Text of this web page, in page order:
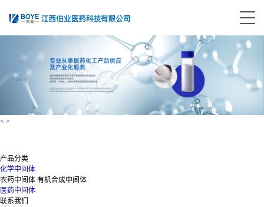
< >
产品分类
化学中间体
农药中间体 有机合成中间体
医药中间体
联系我们